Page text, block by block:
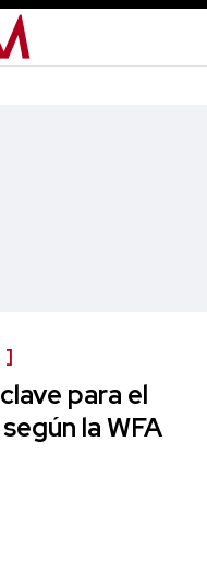
para el
la WFA